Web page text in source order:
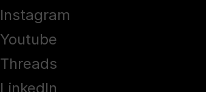
Instagram
Youtube
Threads
LinkedIn